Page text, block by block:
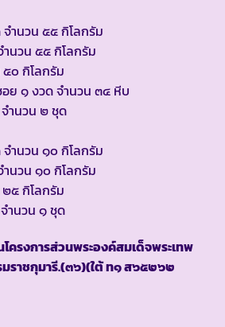
ำนวน ๕๕ กิโลกรัม
นวน ๕๕ กิโลกรัม
๐ กิโลกรัม
ย ๑ งวด จำนวน ๓๔ หีบ
ำนวน ๒ ชุด
ำนวน ๑๐ กิโลกรัม
นวน ๑๐ กิโลกรัม
๕ กิโลกรัม
ำนวน ๑ ชุด
ครงการส่วนพระองค์สมเด็จพระเทพ
ราชกุมารี.(๓๖)(ใต้ ท๑ ส๖๕๒๖๒